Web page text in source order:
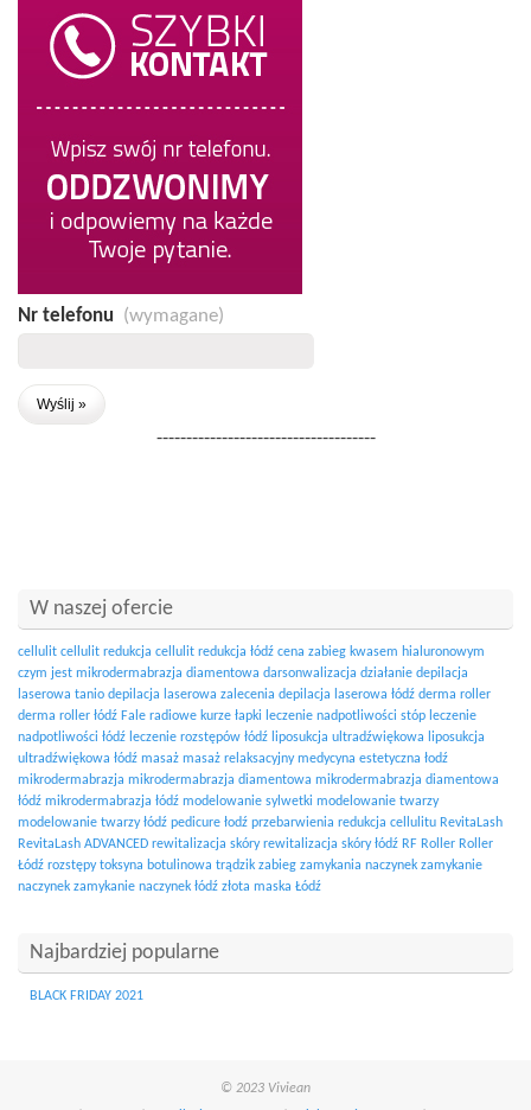
Nr telefonu (wymagane)
-------------------------------------
W naszej ofercie
cellulit cellulit redukcja cellulit redukcja łódź cena zabieg kwasem hialuronowym
czym jest mikrodermabrazja diamentowa darsonwalizacja działanie depilacja
laserowa tanio depilacja laserowa zalecenia depilacja laserowa łódź derma roller
derma roller łódź Fale radiowe kurze łapki leczenie nadpotliwości stóp leczenie
nadpotliwości łódź leczenie rozstępów łódź liposukcja ultradźwiękowa liposukcja
ultradźwiękowa łódź masaż masaż relaksacyjny medycyna estetyczna łodź
mikrodermabrazja mikrodermabrazja diamentowa mikrodermabrazja diamentowa
łódź mikrodermabrazja łódź modelowanie sylwetki modelowanie twarzy
modelowanie twarzy łódź pedicure łodź przebarwienia redukcja cellulitu RevitaLash
RevitaLash ADVANCED rewitalizacja skóry rewitalizacja skóry łódź RF Roller Roller
Łódź rozstępy toksyna botulinowa trądzik zabieg zamykania naczynek zamykanie
naczynek zamykanie naczynek łódź złota maska Łódź
Najbardziej popularne
BLACK FRIDAY 2021
© 2023 Viviean